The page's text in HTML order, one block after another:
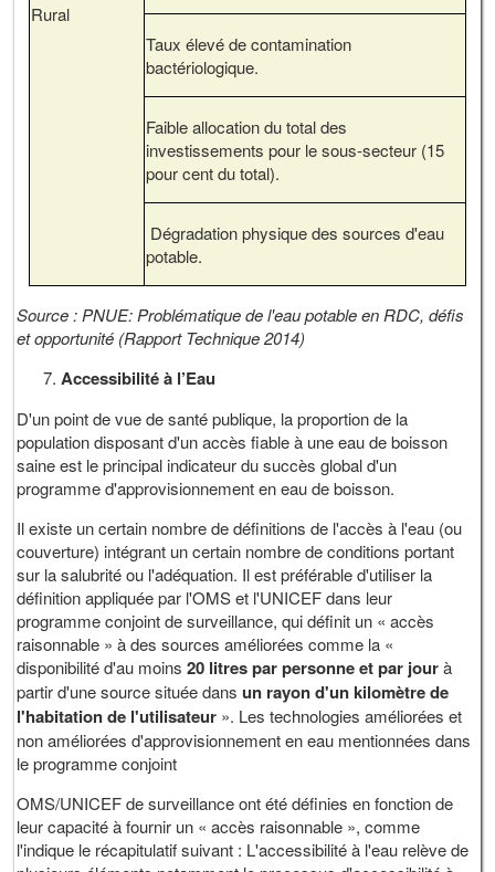
Rural
Taux élevé de contamination
bactériologique.
Faible allocation du total des
investissements pour le sous-secteur (15
pour cent du total).
Dégradation physique des sources d'eau
potable.
Source : PNUE: Problématique de l'eau potable en RDC, défis
et opportunité (Rapport Technique 2014)
Accessibilité à l’Eau
D'un point de vue de santé publique, la proportion de la
population disposant d'un accès fiable à une eau de boisson
saine est le principal indicateur du succès global d'un
programme d'approvisionnement en eau de boisson.
Il existe un certain nombre de définitions de l'accès à l'eau (ou
couverture) intégrant un certain nombre de conditions portant
sur la salubrité ou l'adéquation. Il est préférable d'utiliser la
définition appliquée par l'OMS et l'UNICEF dans leur
programme conjoint de surveillance, qui définit un « accès
raisonnable » à des sources améliorées comme la «
disponibilité d'au moins20 litres par personne et par jourà
partir d'une source située dansun rayon d'un kilomètre de
l'habitation de l'utilisateur ». Les technologies améliorées et
non améliorées d'approvisionnement en eau mentionnées dans
le programme conjoint
OMS/UNICEF de surveillance ont été définies en fonction de
leur capacité à fournir un « accès raisonnable », comme
l'indique le récapitulatif suivant : L'accessibilité à l'eau relève de